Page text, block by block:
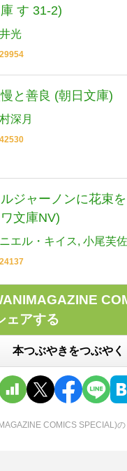
す 31-2)
光
29954
と善良 (朝日文庫)
深月
42530
ジャーノンに花束
文庫NV)
エル・キイス 小尾芙佐
24137
ェアする
本つぶやきをつぶやく
COMICS SPECIAL)の